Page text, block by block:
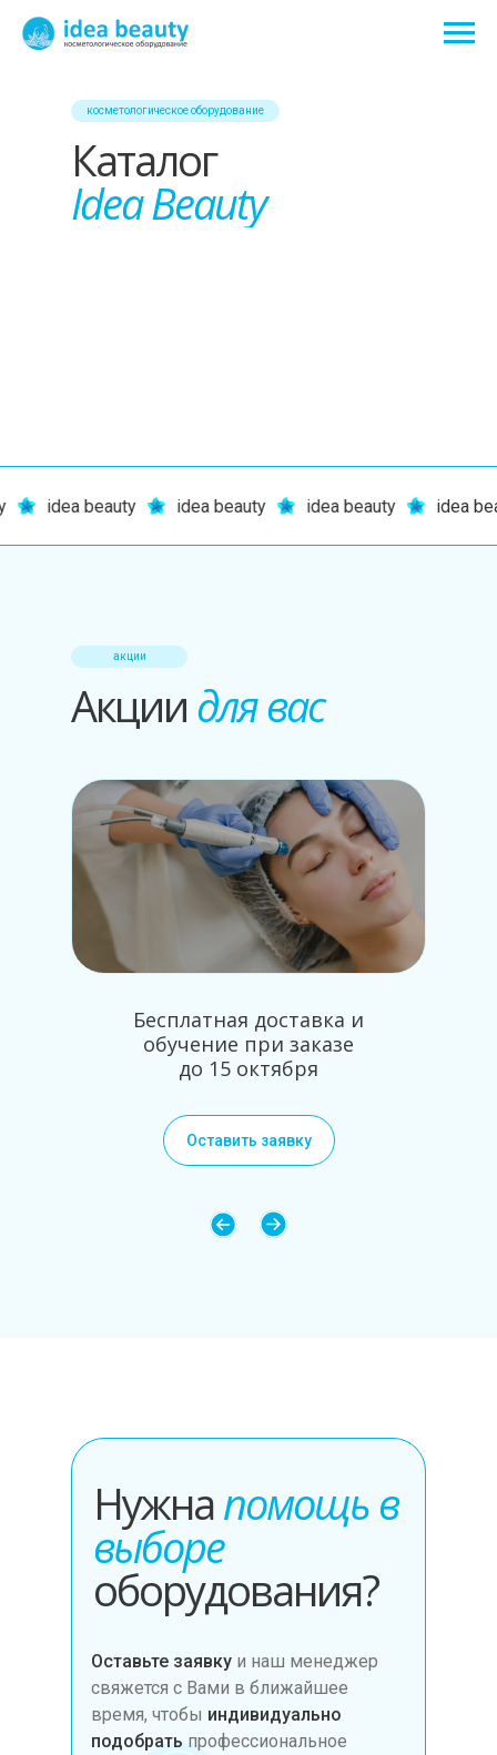
Каталог
Idea Beauty
косметологическое оборудование
Косметологические аппараты для
лица
Аппараты для вибромассажа
Аппараты для криолиполиза
idea beauty idea beauty idea beauty idea
Акциидля вас
акции
Оставить заявку
Бесплатная доставка и
обучение при заказе
до 15 октября
Нужнапомощь в
выборе
оборудования?
Оставьте заявку и наш менеджер
свяжется с Вами в ближайшее
время, чтобы индивидуально
подобрать профессиональное